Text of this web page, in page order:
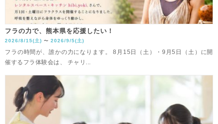
フラの力で、熊本県を応援したい！
2026/8/15(土) 〜 2026/9/5(土)
フラの時間が、誰かの力になります。 8月15日（土）・9月5日（土）に開
催するフラ体験会は、 チャリ...